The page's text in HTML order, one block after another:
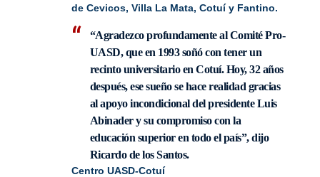
de Cevicos, Villa La Mata, Cotuí y Fantino.
“Agradezco profundamente al Comité Pro-
UASD, que en 1993 soñó con tener un
recinto universitario en Cotuí. Hoy, 32 años
después, ese sueño se hace realidad gracias
al apoyo incondicional del presidente Luis
Abinader y su compromiso con la
educación superior en todo el país”, dijo
Ricardo de los Santos.
Centro UASD-Cotuí